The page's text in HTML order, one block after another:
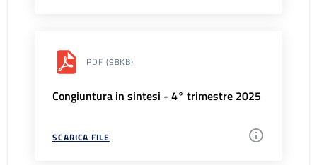
PDF (98KB)
Congiuntura in sintesi - 4° trimestre 2025
SCARICA FILE